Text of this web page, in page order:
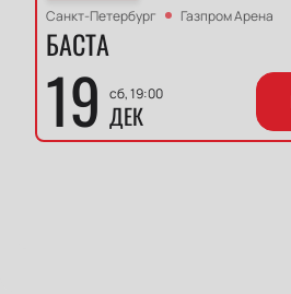
Санкт-Петербург
Газпром Арена
БАСТА
19 сб, 19:00
ДЕК